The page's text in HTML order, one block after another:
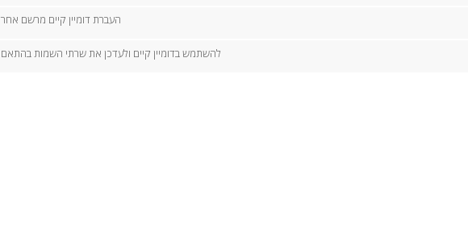
העברת דומיין קיים מרשם אחר
להשתמש בדומיין קיים ולעדכן את שרתי השמות בהתאם